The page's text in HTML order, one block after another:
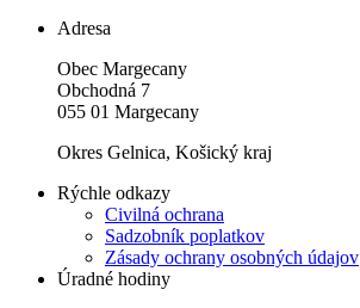
Adresa
Obec Margecany
Obchodná 7
055 01 Margecany
Okres Gelnica, Košický kraj
Rýchle odkazy
Civilná ochrana
Sadzobník poplatkov
Zásady ochrany osobných údajov
Úradné hodiny